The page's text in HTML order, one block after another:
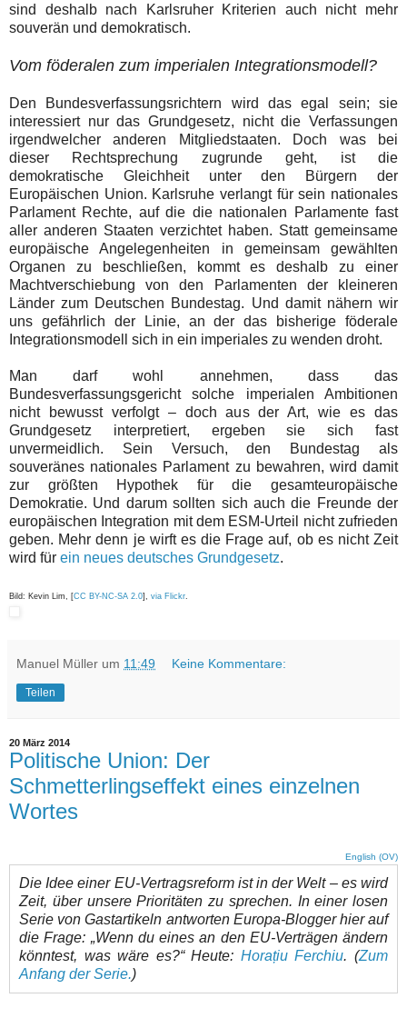
sind deshalb nach Karlsruher Kriterien auch nicht mehr
souverän und demokratisch.
Vom föderalen zum imperialen Integrationsmodell?
Den Bundesverfassungsrichtern wird das egal sein; sie
interessiert nur das Grundgesetz, nicht die Verfassungen
irgendwelcher anderen Mitgliedstaaten.
Doch was bei
dieser Rechtsprechung zugrunde geht, ist die
demokratische Gleichheit unter den Bürgern der
Europäischen Union. Karlsruhe verlangt für sein nationales
Parlament Rechte, auf die die nationalen Parlamente fast
aller anderen Staaten verzichtet haben. Statt gemeinsame
europäische Angelegenheiten in gemeinsam gewählten
Organen zu beschließen, kommt es deshalb zu einer
Machtverschiebung von den Parlamenten der kleineren
Länder zum Deutschen Bundestag. Und damit nähern wir
uns gefährlich der Linie, an der das bisherige föderale
Integrationsmodell sich in ein imperiales zu wenden droht.
Man darf wohl annehmen, dass das
Bundesverfassungsgericht solche imperialen Ambitionen
nicht bewusst verfolgt – doch aus der Art, wie es das
Grundgesetz interpretiert, ergeben sie sich fast
unvermeidlich. Sein Versuch, den Bundestag als
souveränes nationales Parlament zu bewahren, wird damit
zur größten Hypothek für die gesamteuropäische
Demokratie. Und darum sollten sich auch die Freunde der
europäischen Integration mit dem ESM-Urteil nicht zufrieden
geben. Mehr denn je wirft es die Frage auf, ob es nicht Zeit
wird für ein neues deutsches Grundgesetz.
Bild: Kevin Lim, [CC BY-NC-SA 2.0], via Flickr
Manuel Müller um 11:49 Keine Kommentare:
Teilen
20 März 2014
Politische Union: Der
Schmetterlingseffekt eines einzelnen
Wortes
English (OV)
Die Idee einer EU-Vertragsreform ist in der Welt – es wird
Zeit, über unsere Prioritäten zu sprechen. In einer losen
Serie von Gastartikeln antworten Europa-Blogger hier auf
die Frage: „Wenn du eines an den EU-Verträgen ändern
könntest, was wäre es?“ Heute: Horațiu Ferchiu. (Zum
Anfang der Serie.)